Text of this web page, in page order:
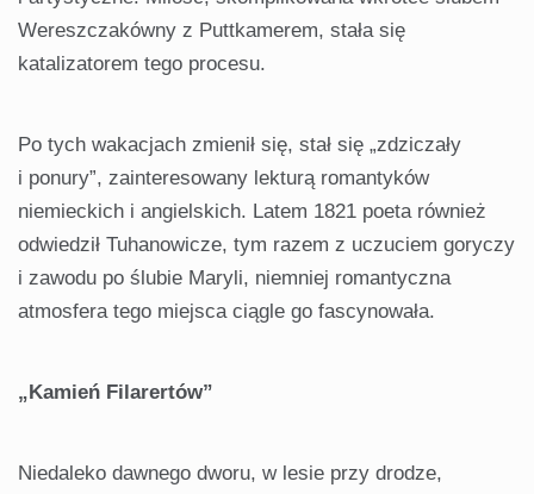
Wereszczakówny z Puttkamerem, stała się
katalizatorem tego procesu.
Po tych wakacjach zmienił się, stał się „zdziczały
i ponury”, zainteresowany lekturą romantyków
niemieckich i angielskich. Latem 1821 poeta również
odwiedził Tuhanowicze, tym razem z uczuciem goryczy
i zawodu po ślubie Maryli, niemniej romantyczna
atmosfera tego miejsca ciągle go fascynowała.
„Kamień Filarertów”
Niedaleko dawnego dworu, w lesie przy drodze,